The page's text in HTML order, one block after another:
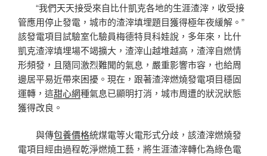
“我們天天接受來自比什凱克各地的生涯渣滓，收受接
管應用停止發電，城市的渣滓填埋題目獲得極年夜緩解。”
該發電項目試驗室化驗員梅德特貝科娃說，多年來，比什
凱克渣滓填埋場不竭擴大，渣滓山越堆越高，渣滓自燃情
形頻發，且隨同激烈難聞的氣息，嚴重影響市容，也給周
邊居平易近帶來困擾。現在，跟著渣滓燃燒發電項目穩固
運轉，這甜心網種氣息已顯明打消，城市周遭的狀況狀態
獲得改良。
與傳包養價格統煤電等火電形式分歧，該渣滓燃燒發
電項目經由過程乾淨燃燒工藝，將生涯渣滓轉化為綠色電